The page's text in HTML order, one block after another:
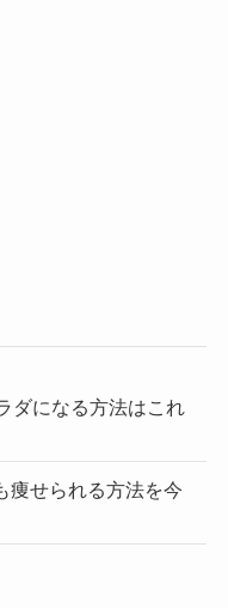
ダになる方法はこれ
痩せられる方法を今